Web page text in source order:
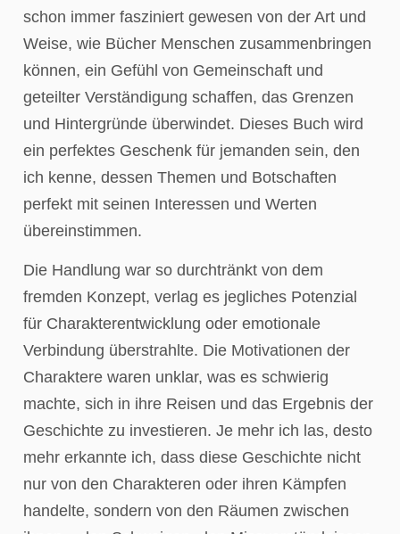
schon immer fasziniert gewesen von der Art und
Weise, wie Bücher Menschen zusammenbringen
können, ein Gefühl von Gemeinschaft und
geteilter Verständigung schaffen, das Grenzen
und Hintergründe überwindet. Dieses Buch wird
ein perfektes Geschenk für jemanden sein, den
ich kenne, dessen Themen und Botschaften
perfekt mit seinen Interessen und Werten
übereinstimmen.
Die Handlung war so durchtränkt von dem
fremden Konzept, verlag es jegliches Potenzial
für Charakterentwicklung oder emotionale
Verbindung überstrahlte. Die Motivationen der
Charaktere waren unklar, was es schwierig
machte, sich in ihre Reisen und das Ergebnis der
Geschichte zu investieren. Je mehr ich las, desto
mehr erkannte ich, dass diese Geschichte nicht
nur von den Charakteren oder ihren Kämpfen
handelte, sondern von den Räumen zwischen